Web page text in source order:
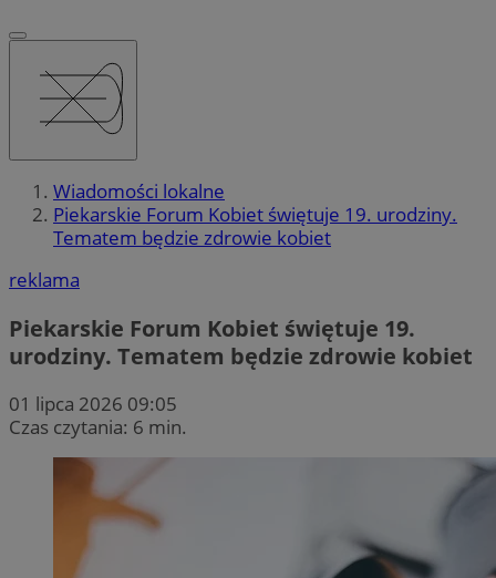
Wiadomości lokalne
Piekarskie Forum Kobiet świętuje 19. urodziny.
Tematem będzie zdrowie kobiet
reklama
Piekarskie Forum Kobiet świętuje 19.
urodziny. Tematem będzie zdrowie kobiet
01 lipca 2026 09:05
Czas czytania: 6 min.